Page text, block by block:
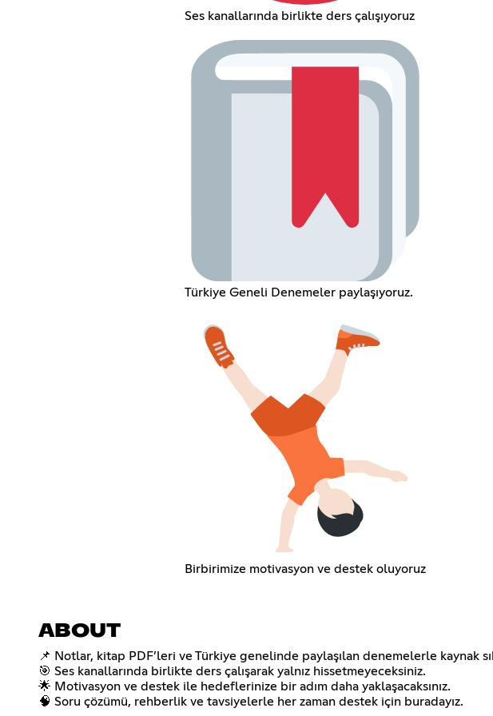
Ses kanallarında birlikte ders çalışıyoruz
Türkiye Geneli Denemeler paylaşıyoruz.
Birbirimize motivasyon ve destek oluyoruz
ABOUT
📌 Notlar, kitap PDF’leri ve Türkiye genelinde paylaşılan denemelerle kaynak
🎯 Ses kanallarında birlikte ders çalışarak yalnız hissetmeyeceksiniz.
🌟 Motivasyon ve destek ile hedeflerinize bir adım daha yaklaşacaksınız.
🧠 Soru çözümü, rehberlik ve tavsiyelerle her zaman destek için buradayız.